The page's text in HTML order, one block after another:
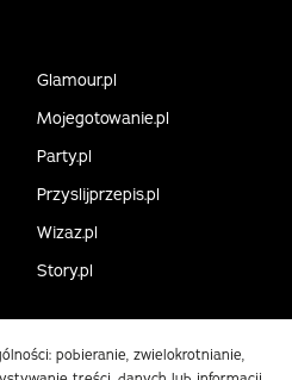
Glamour.pl
Mojegotowanie.pl
Party.pl
Przyslijprzepis.pl
Wizaz.pl
Story.pl
pobieranie, zwielokrotnianie,